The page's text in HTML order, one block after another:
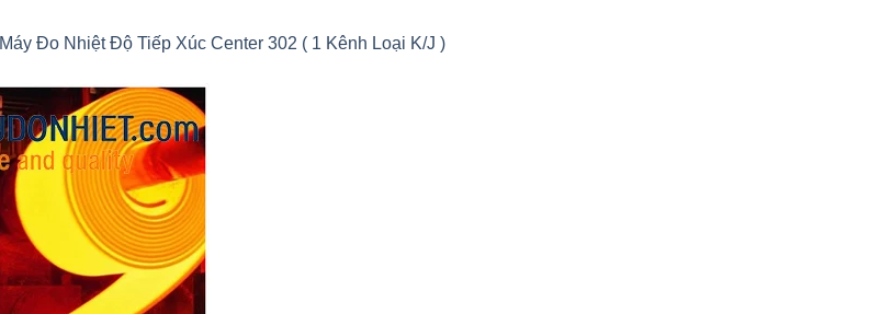
Máy Đo Nhiệt Độ Tiếp Xúc Center 302 ( 1 Kênh Loại K/J )